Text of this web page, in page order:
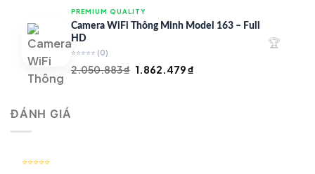
là:
1.948.107 ₫.là:
PREMIUM QUALITY
Camera WiFi Thông Minh Model 163 – Full
HD
⭐⭐⭐⭐⭐ (0)
2.050.883₫ Giá
1.862.479₫
🏆
ĐÁNH GIÁ
⭐⭐⭐⭐⭐